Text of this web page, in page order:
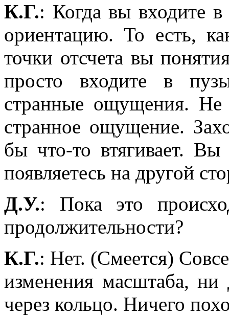
К.Г.: Когда вы входите
ориентацию. То есть,
точки отсчета вы
просто входите в
странные ощущения. Не
странное ощущение.
бы что-то втягивает.
появляетесь на другой
Д.У.: Пока это
продолжительности?
К.Г.: Нет. (Смеется)
изменения масштаба, ни
через кольцо. Ничего